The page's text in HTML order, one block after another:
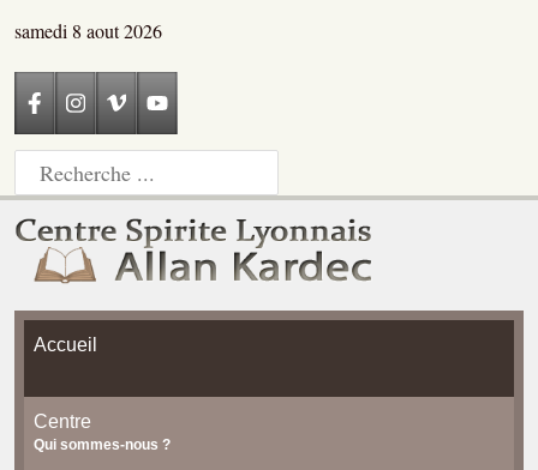
samedi 8 aout 2026
Accueil
Centre
Qui sommes-nous ?